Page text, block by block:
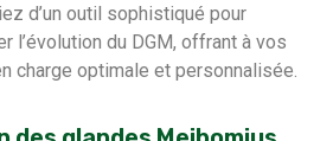
d’un outil sophistiqué pour
l’évolution du DGM, offrant à vos
charge optimale et personnalisée.